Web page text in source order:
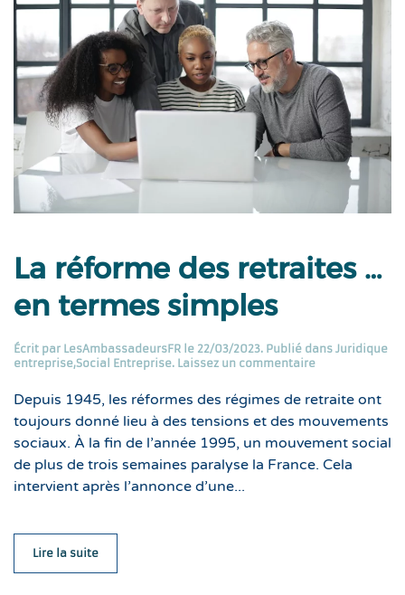
La réforme des retraites …
en termes simples
Écrit par LesAmbassadeursFR le 22/03/2023. Publié dans Juridique
entreprise,Social Entreprise. Laissez un commentaire
Depuis 1945, les réformes des régimes de retraite ont
toujours donné lieu à des tensions et des mouvements
sociaux. À la fin de l’année 1995, un mouvement social
de plus de trois semaines paralyse la France. Cela
intervient après l’annonce d’une...
Lire la suite